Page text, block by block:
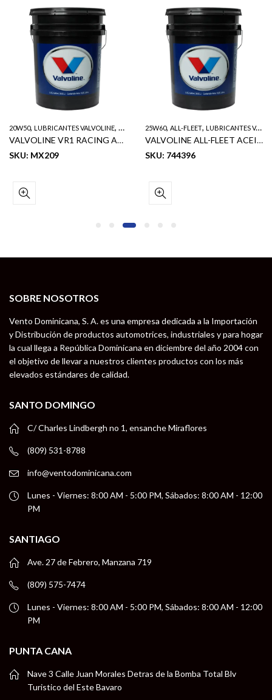
20W50, LUBRICANTES VALVOLINE, VR1
VALVOLINE VR1 RACING ACEITE DE MOTOR SAE 20W50 5GL
SKU: MX209
25W60, ALL-FLEET, LUBRICANTES VALVOLINE
VALVOLINE ALL-FLEET ACEITE DE MOTOR DIESEL DE ALTA VISCOSIDAD SAE 25W60 5GL
SKU: 744396
SOBRE NOSOTROS
Vento Dominicana, S. A. es una empresa dedicada a la Importación
y Distribución de productos automotrices, industriales y para hogar
la cual llega a República Dominicana en diciembre del año 2004 con
el objetivo de llevar a nuestros clientes productos con los más
elevados estándares de calidad.
SANTO DOMINGO
C/ Charles Lindbergh no 1, ensanche Miraflores
(809) 531-8788
info@ventodominicana.com
Lunes - Viernes: 8:00 AM - 5:00 PM, Sábados: 8:00 AM - 12:00
PM
SANTIAGO
Ave. 27 de Febrero, Manzana 719
(809) 575-7474
Lunes - Viernes: 8:00 AM - 5:00 PM, Sábados: 8:00 AM - 12:00
PM
PUNTA CANA
Nave 3 Calle Juan Morales Detras de la Bomba Total Blv
Turistico del Este Bavaro